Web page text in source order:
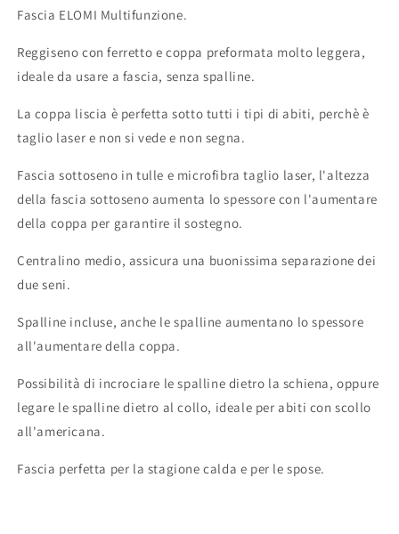
Fascia ELOMI Multifunzione.
Reggiseno con ferretto e coppa preformata molto leggera,
ideale da usare a fascia, senza spalline.
La coppa liscia è perfetta sotto tutti i tipi di abiti, perchè è
taglio laser e non si vede e non segna.
Fascia sottoseno in tulle e microfibra taglio laser, l'altezza
della fascia sottoseno aumenta lo spessore con l'aumentare
della coppa per garantire il sostegno.
Centralino medio, assicura una buonissima separazione dei
due seni.
Spalline incluse, anche le spalline aumentano lo spessore
all'aumentare della coppa.
Possibilità di incrociare le spalline dietro la schiena, oppure
legare le spalline dietro al collo, ideale per abiti con scollo
all'americana.
Fascia perfetta per la stagione calda e per le spose.